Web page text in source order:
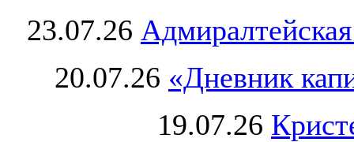
23.07.26
20.07.26 «Дневник
19.07.26